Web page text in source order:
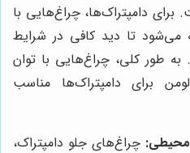
دامپتراک‌ها، چراغ‌هایی با
می‌شود تا دید کافی در شرایط
طور کلی، چراغ‌هایی با توان
نوردهی حداقل 3000 لومن برای دامپتراک‌ها مناسب
محیطی: چراغ‌های جلو دامپتراک،